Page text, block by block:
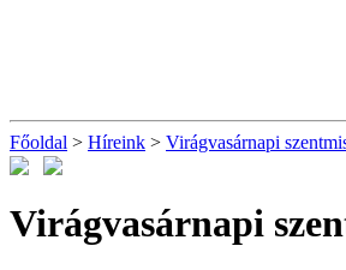
Főoldal > Híreink > Virágvasárnapi
Virágvasárnapi